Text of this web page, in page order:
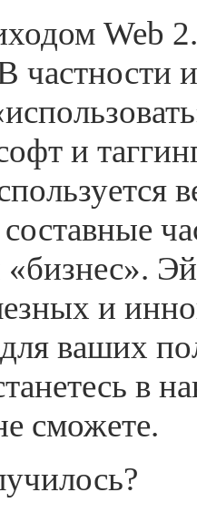
Web
частности
и
составные
«бизнес».
и
ваших
в
сможете.